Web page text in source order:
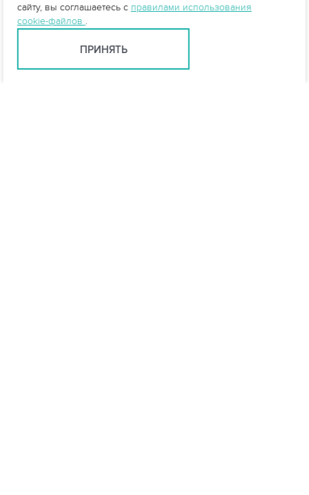
Устройство и принцип работы КНС
сайту, вы соглашаетесь с правилами использования
cookie-файлов .
ПРИНЯТЬ